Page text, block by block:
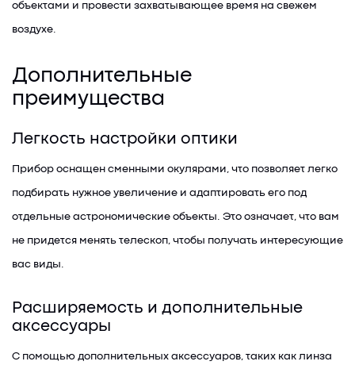
объектами и провести захватывающее время на свежем
воздухе.
Дополнительные
преимущества
Легкость настройки оптики
Прибор оснащен сменными окулярами, что позволяет легко
подбирать нужное увеличение и адаптировать его под
отдельные астрономические объекты. Это означает, что вам
не придется менять телескоп, чтобы получать интересующие
вас виды.
Расширяемость и дополнительные
аксессуары
С помощью дополнительных аксессуаров, таких как линза